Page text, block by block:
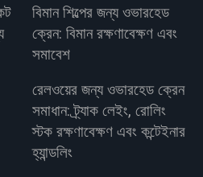
বিমান শিল্পের জন্য ওভারহেড
ক্রেন: বিমান রক্ষণাবেক্ষণ এবং
সমাবেশ
রেলওয়ের জন্য ওভারহেড ক্রেন
সমাধান: ট্র্যাক লেইং, রোলিং
স্টক রক্ষণাবেক্ষণ এবং কন্টেইনার
হ্যান্ডলিং